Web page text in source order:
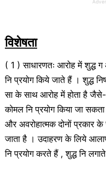
विशेषता
( 1 ) साधारणतः आरोह में शुद्ध
नि प्रयोग किये जाते हैं । शुद्ध
सा के साथ आरोह में होता है
कोमल नि प्रयोग किया जा
और अवरोहात्मक दोनों प्रकार के
जाता है । उदाहरण के लिये
नि प्रयोग करते हैं , शुद्ध नि लगाते